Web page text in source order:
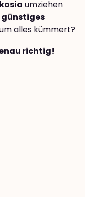
umziehen
günstiges
alles kümmert?
richtig!